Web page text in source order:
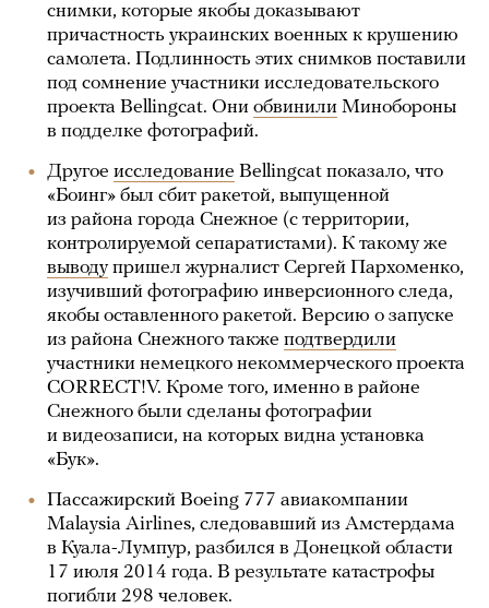
снимки, которые якобы доказывают
причастность украинских военных к крушению
самолета. Подлинность этих снимков поставили
под сомнение участники исследовательского
проекта Bellingcat. Они обвинили Минобороны
в подделке фотографий.
Другое исследование Bellingcat показало, что
«Боинг» был сбит ракетой, выпущенной
из района города Снежное (с территории,
контролируемой сепаратистами). К такому же
выводупришел журналист Сергей Пархоменко,
изучивший фотографию инверсионного следа,
якобы оставленного ракетой. Версию о запуске
из района Снежного также подтвердили
участники немецкого некоммерческого проекта
CORRECT!V. Кроме того, именно в районе
Снежного были сделаны фотографии
и видеозаписи, на которых видна установка
«Бук».
Пассажирский Boeing 777 авиакомпании
Malaysia Airlines, следовавший из Амстердама
в Куала-Лумпур, разбился в Донецкой области
17 июля 2014 года. В результате катастрофы
погибли 298 человек.